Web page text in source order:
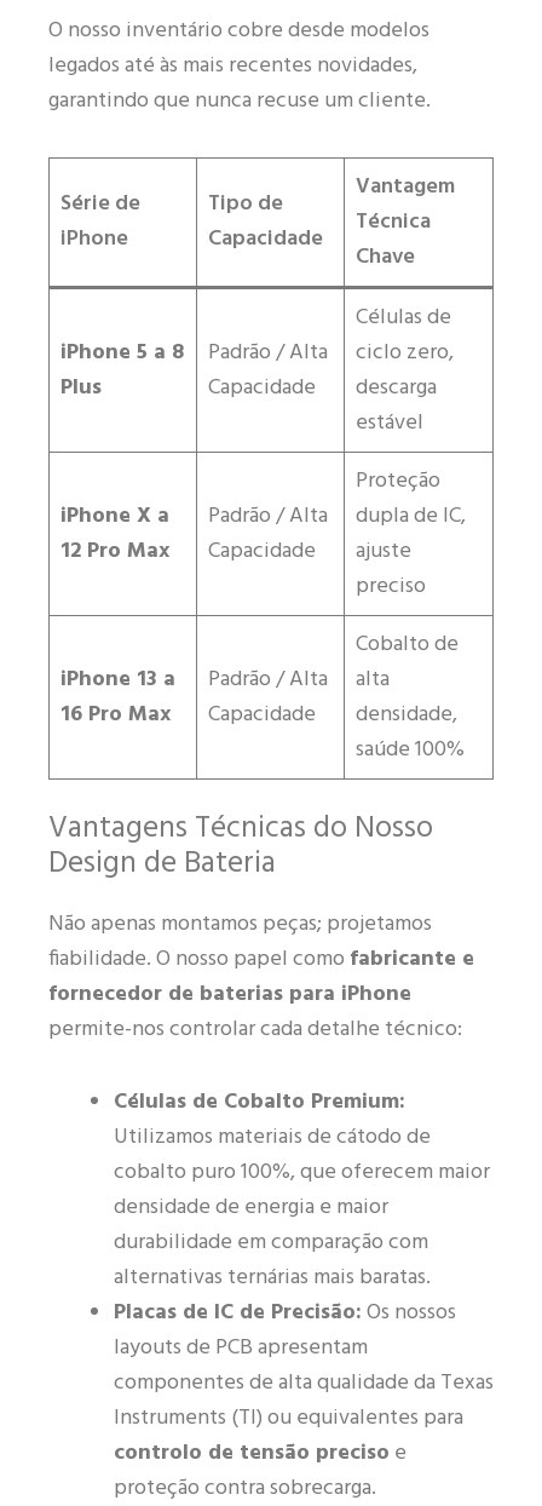
O nosso inventário cobre desde modelos
legados até às mais recentes novidades,
garantindo que nunca recuse um cliente.
Série de
iPhone
Tipo de
Capacidade
Vantagem
Técnica
Chave
iPhone 5 a 8
Plus
Padrão / Alta
Capacidade
Células de
ciclo zero,
descarga
estável
iPhone X a
12 Pro Max
Padrão / Alta
Capacidade
Proteção
dupla de IC,
ajuste
preciso
iPhone 13 a
16 Pro Max
Padrão / Alta
Capacidade
Cobalto de
alta
densidade,
saúde 100%
Vantagens Técnicas do Nosso
Design de Bateria
Não apenas montamos peças; projetamos
fiabilidade. O nosso papel como fabricante e
fornecedor de baterias para iPhone
permite-nos controlar cada detalhe técnico:
Células de Cobalto Premium:
Utilizamos materiais de cátodo de
cobalto puro 100%, que oferecem maior
densidade de energia e maior
durabilidade em comparação com
alternativas ternárias mais baratas.
Placas de IC de Precisão:Os nossos
layouts de PCB apresentam
componentes de alta qualidade da Texas
Instruments (TI) ou equivalentes para
controlo de tensão preciso e
proteção contra sobrecarga.